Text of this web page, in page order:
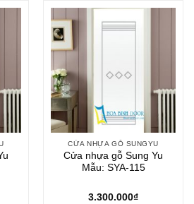
CỬA NHỰA GỖ SUNGYU
Cửa nhựa gỗ Sung Yu
Mẫu: SYA-115
3.300.000₫